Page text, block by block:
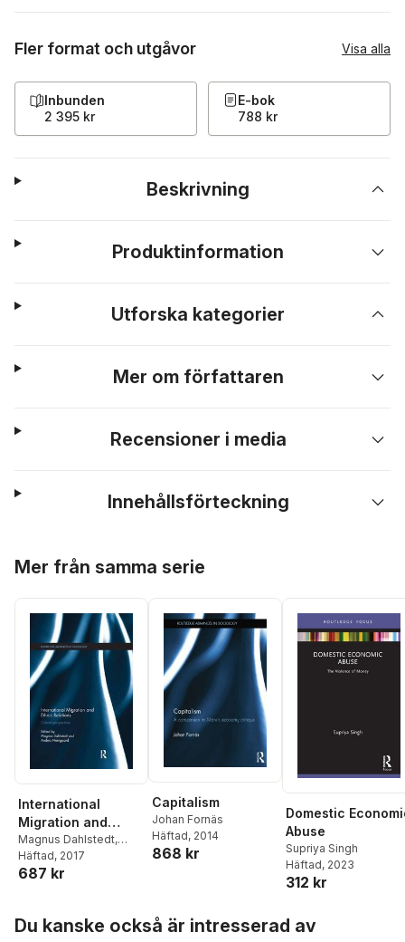
Fler format och utgåvor Visa alla
Inbunden
2 395 kr
E-bok
788 kr
Beskrivning
Produktinformation
Utforska kategorier
Mer om författaren
Recensioner i media
Innehållsförteckning
Mer från samma serie
International
Migration and
Ethnic Relations
Magnus Dahlstedt,
Anders Neergaard
Häftad, 2017
687 kr
Capitalism
Johan Fornäs
Häftad, 2014
868 kr
Domestic
Abuse
Supriya Singh
Häftad, 2023
312 kr
Du kanske också är intresserad av